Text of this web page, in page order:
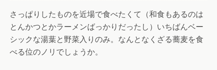
さっぱりしたものを近場で食べたくて（和食もあるのは
とんかつとかラーメンばっかりだったし）いちばんベー
シックな湯葉と野菜入りのみ。なんとなくざる蕎麦を食
べる位のノリでしょうか。